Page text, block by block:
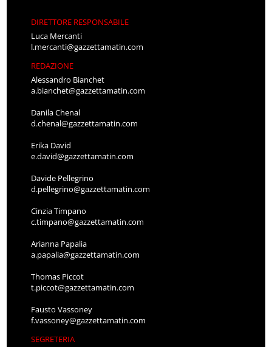
DIRETTORE RESPONSABILE
Luca Mercanti
l.mercanti@gazzettamatin.com
REDAZIONE
Alessandro Bianchet
a.bianchet@gazzettamatin.com
Danila Chenal
d.chenal@gazzettamatin.com
Erika David
e.david@gazzettamatin.com
Davide Pellegrino
d.pellegrino@gazzettamatin.com
Cinzia Timpano
c.timpano@gazzettamatin.com
Arianna Papalia
a.papalia@gazzettamatin.com
Thomas Piccot
t.piccot@gazzettamatin.com
Fausto Vassoney
f.vassoney@gazzettamatin.com
SEGRETERIA